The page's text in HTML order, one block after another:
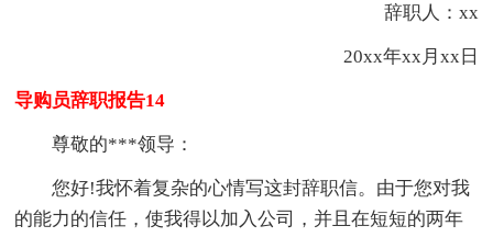
辞职人：xx
20xx年xx月xx日
导购员辞职报告14
尊敬的***领导：
您好!我怀着复杂的心情写这封辞职信。由于您对我
的能力的信任，使我得以加入公司，并且在短短的两年